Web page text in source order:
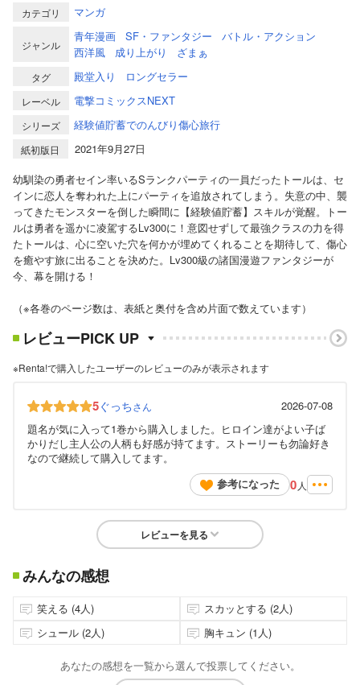
カテゴリ マンガ
ジャンル
青年漫画 SF・ファンタジー
バトル・アクション
西洋風
成り上がり ざまぁ
タグ 殿堂入り ロングセラー
レーベル 電撃コミックスNEXT
シリーズ 経験値貯蓄でのんびり傷心旅行
紙初版日
2021年9月27日
幼馴染の勇者セイン率いるSランクパーティの一員だったトールは、セ
インに恋人を奪われた上にパーティを追放されてしまう。失意の中、襲
ってきたモンスターを倒した瞬間に【経験値貯蓄】スキルが覚醒。トー
ルは勇者を遥かに凌駕するLv300に！意図せずして最強クラスの力を得
たトールは、心に空いた穴を何かが埋めてくれることを期待して、傷心
を癒やす旅に出ることを決めた。Lv300級の諸国漫遊ファンタジーが
今、幕を開ける！
（※各巻のページ数は、表紙と奥付を含め片面で数えています）
レビューPICK UP
※Renta!で購入したユーザーのレビューのみが表示されます
5ぐっちさん
2026-07-08
題名が気に入って1巻から購入しました。ヒロイン達がよい子ば
かりだし主人公の人柄も好感が持てます。ストーリーも勿論好き
なので継続して購入してます。
参考になった
0 人
レビューを見る
みんなの感想
笑える (4人)
スカッとする (2人)
シュール (2人)
胸キュン (1人)
あなたの感想を一覧から選んで投票してください。